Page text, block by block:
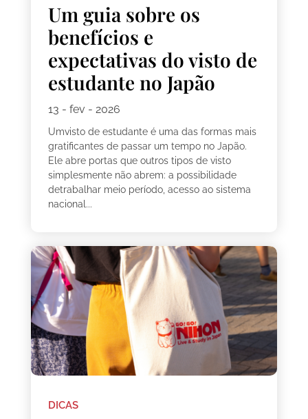
Um guia sobre os
benefícios e
expectativas do visto de
estudante no Japão
13 - fev - 2026
Umvisto de estudante é uma das formas mais
gratificantes de passar um tempo no Japão.
Ele abre portas que outros tipos de visto
simplesmente não abrem: a possibilidade
detrabalhar meio período, acesso ao sistema
nacional...
DICAS